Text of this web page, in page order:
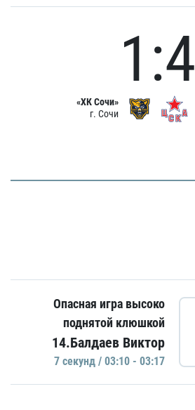
«ХК Сочи»
г. Сочи
1:4
Опасная игра высоко
поднятой клюшкой
14.Балдаев Виктор
7 секунд / 03:10 - 03:17